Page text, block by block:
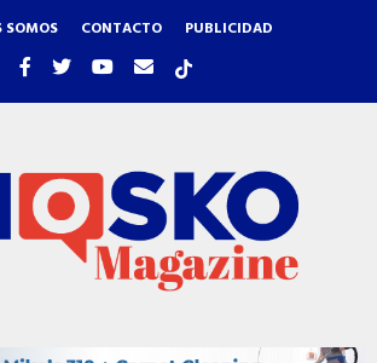
SOMOS CONTACTO PUBLICIDAD